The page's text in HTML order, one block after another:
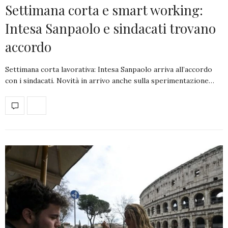
Settimana corta e smart working:
Intesa Sanpaolo e sindacati trovano
accordo
Settimana corta lavorativa: Intesa Sanpaolo arriva all’accordo
con i sindacati. Novità in arrivo anche sulla sperimentazione…